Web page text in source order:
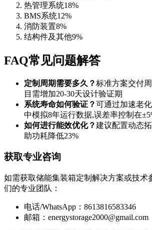
热管理系统18%
BMS系统12%
消防装置8%
结构件及其他9%
FAQ常见问题解答
定制周期需要多久？标准方案交付
目需增加20-30天设计验证期
系统寿命如何验证？可通过加速老
中模拟8年运行数据,误差率控制在
如何进行能效优化？建议配置动态
助功耗降低23%
获取专业咨询
如需获取储能集装箱定制解决方案或技术
们的专业团队：
电话/WhatsApp：8613816583346
邮箱： energystorage2000@gmail.com